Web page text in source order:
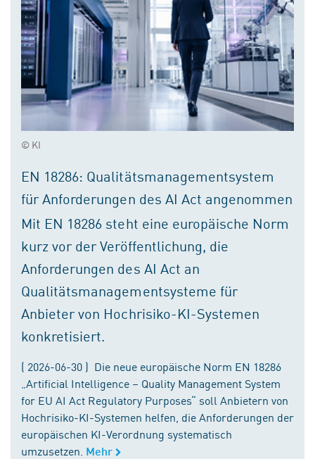
© KI
EN 18286: Qualitätsmanagementsystem
für Anforderungen des AI Act angenommen
Mit EN 18286 steht eine europäische Norm
kurz vor der Veröffentlichung, die
Anforderungen des AI Act an
Qualitätsmanagementsysteme für
Anbieter von Hochrisiko-KI-Systemen
konkretisiert.
( 2026-06-30 ) Die neue europäische Norm EN 18286
„Artificial Intelligence – Quality Management System
for EU AI Act Regulatory Purposes“ soll Anbietern von
Hochrisiko-KI-Systemen helfen, die Anforderungen der
europäischen KI-Verordnung systematisch
umzusetzen. Mehr